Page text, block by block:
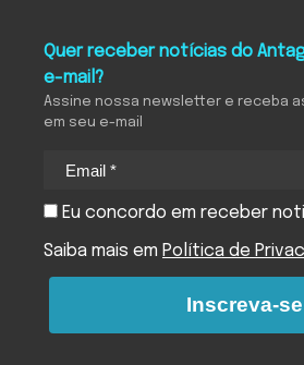
Quer receber notícias do
e-mail?
Assine nossa newsletter e receba
em seu e-mail
Eu concordo em receber
Saiba mais em Política de
Inscreva-se